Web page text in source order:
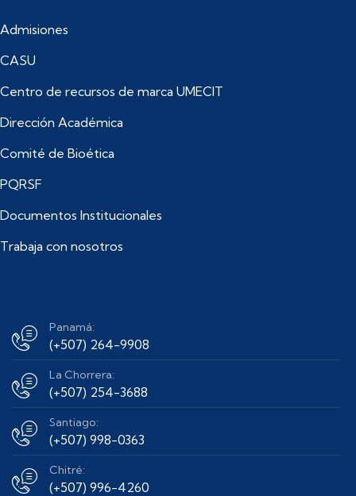
Admisiones
CASU
Centro de recursos de marca UMECIT
Dirección Académica
Comité de Bioética
PQRSF
Documentos Institucionales
Trabaja con nosotros
Panamá:
(+507) 264-9908
La Chorrera:
(+507) 254-3688
Santiago:
(+507) 998-0363
Chitré:
(+507) 996-4260